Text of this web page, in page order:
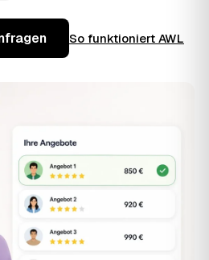
So funktioniert AWL